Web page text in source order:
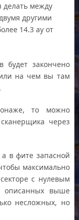
делать между
другими
14.3 ау от
будет закончено
на чем вы там
то можно
через
в фите запасной
максимально
с нулевым
описанных выше
несложных, но